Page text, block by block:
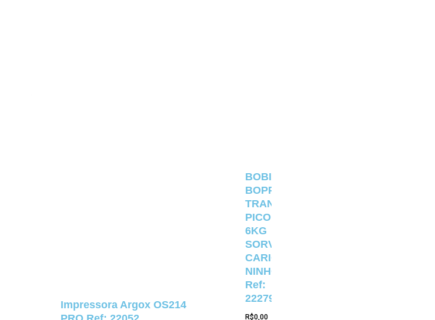
Impressora Argox OS214
BOBINA
BOPP
TRANSPARENTE
PICOLÉ
6KG
SORVETERIA
CARIOCA
NINHO
Ref:
22279
R$0,00